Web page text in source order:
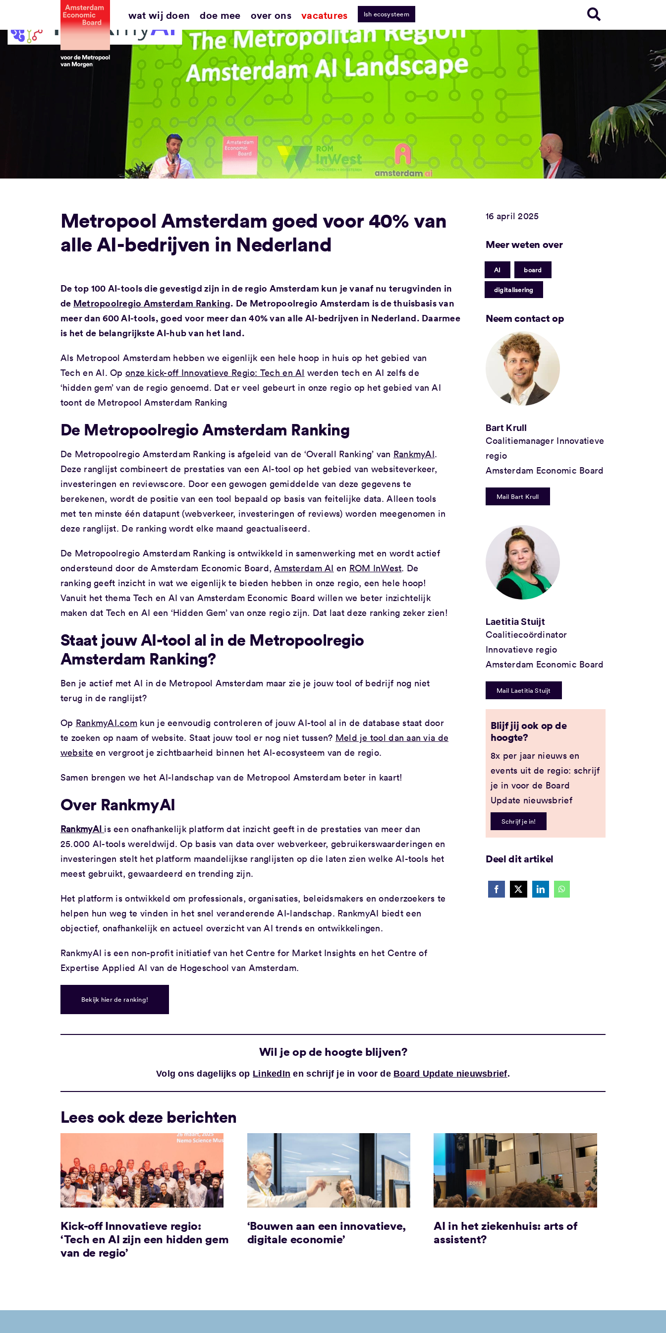
inhoud
wat wij doen doe mee over ons vacatures lsh ecosysteem
Metropool Amsterdam goed voor 40% van
alle AI-bedrijven in Nederland
De top 100 AI-tools die gevestigd zijn in de regio Amsterdam kun je vanaf nu terugvinden in
de Metropoolregio Amsterdam Ranking. De Metropoolregio Amsterdam is de thuisbasis van
meer dan 600 AI-tools, goed voor meer dan 40% van alle AI-bedrijven in Nederland. Daarmee
is het de belangrijkste AI-hub van het land.
Als Metropool Amsterdam hebben we eigenlijk een hele hoop in huis op het gebied van
Tech en AI. Op onze kick-off Innovatieve Regio: Tech en AI werden tech en AI zelfs de
‘hidden gem’ van de regio genoemd. Dat er veel gebeurt in onze regio op het gebied van AI
toont de Metropool Amsterdam Ranking
De Metropoolregio Amsterdam Ranking
De Metropoolregio Amsterdam Ranking is afgeleid van de ‘Overall Ranking’ van RankmyAI.
Deze ranglijst combineert de prestaties van een AI-tool op het gebied van websiteverkeer,
investeringen en reviewscore. Door een gewogen gemiddelde van deze gegevens te
berekenen, wordt de positie van een tool bepaald op basis van feitelijke data. Alleen tools
met ten minste één datapunt (webverkeer, investeringen of reviews) worden meegenomen in
deze ranglijst. De ranking wordt elke maand geactualiseerd.
De Metropoolregio Amsterdam Ranking is ontwikkeld in samenwerking met en wordt actief
ondersteund door de Amsterdam Economic Board,Amsterdam AI en ROM InWest. De
ranking geeft inzicht in wat we eigenlijk te bieden hebben in onze regio, een hele hoop!
Vanuit het thema Tech en AI van Amsterdam Economic Board willen we beter inzichtelijk
maken dat Tech en AI een ‘Hidden Gem’ van onze regio zijn. Dat laat deze ranking zeker zien!
Staat jouw AI-tool al in de Metropoolregio
Amsterdam Ranking?
Ben je actief met AI in de Metropool Amsterdam maar zie je jouw tool of bedrijf nog niet
terug in de ranglijst?
Op RankmyAI.com kun je eenvoudig controleren of jouw AI-tool al in de database staat door
te zoeken op naam of website. Staat jouw tool er nog niet tussen? Meld je tool dan aan via de
website en vergroot je zichtbaarheid binnen het AI-ecosysteem van de regio.
Samen brengen we het AI-landschap van de Metropool Amsterdam beter in kaart!
Over RankmyAI
RankmyAI is een onafhankelijk platform dat inzicht geeft in de prestaties van meer dan
25.000 AI-tools wereldwijd. Op basis van data over webverkeer, gebruikerswaarderingen en
investeringen stelt het platform maandelijkse ranglijsten op die laten zien welke AI-tools het
meest gebruikt, gewaardeerd en trending zijn.
Het platform is ontwikkeld om professionals, organisaties, beleidsmakers en onderzoekers te
helpen hun weg te vinden in het snel veranderende AI-landschap. RankmyAI biedt een
objectief, onafhankelijk en actueel overzicht van AI trends en ontwikkelingen.
RankmyAI is een non-profit initiatief van het Centre for Market Insights en het Centre of
Expertise Applied AI van de Hogeschool van Amsterdam.
Bekijk hier de ranking!
16 april 2025
Meer weten over
AI board
digitalisering
Neem contact op
Bart Krull
Coalitiemanager Innovatieve
regio
Amsterdam Economic Board
Mail Bart Krull
Laetitia Stuijt
Coalitiecoördinator
Innovatieve regio
Amsterdam Economic Board
Mail Laetitia Stuijt
Blijf jij ook op de
hoogte?
8x per jaar nieuws en
events uit de regio: schrijf
je in voor de Board
Update nieuwsbrief
Schrijf je in!
Deel dit artikel
Wil je op de hoogte blijven?
Volg ons dagelijks op LinkedIn en schrijf je in voor de Board Update nieuwsbrief.
Lees ook deze berichten
Kick-off Innovatieve regio:
‘Tech en AI zijn een hidden gem
van de regio’
‘Bouwen aan een innovatieve,
digitale economie’
AI in het ziekenhuis: arts of
assistent?